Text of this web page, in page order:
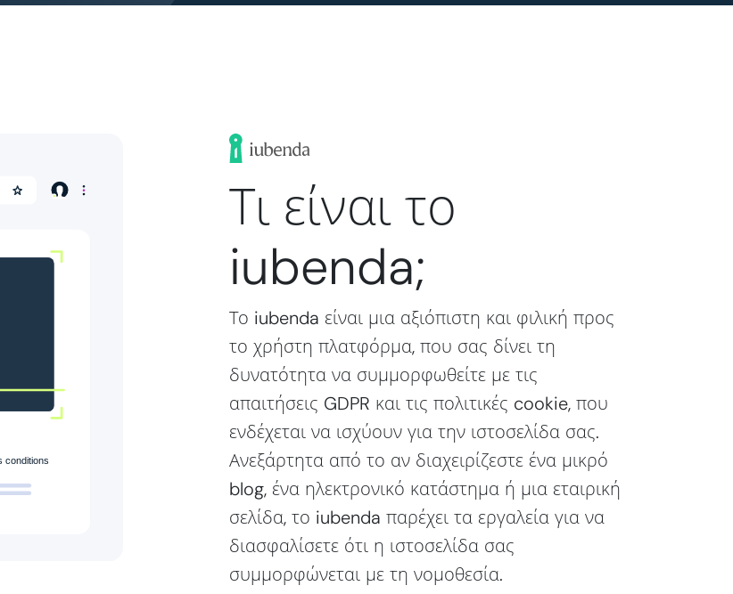
Τι είναι το
iubenda;
Το iubenda είναι μια αξιόπιστη και φιλική προς
το χρήστη πλατφόρμα, που σας δίνει τη
δυνατότητα να συμμορφωθείτε με τις
απαιτήσεις GDPR και τις πολιτικές cookie, που
ενδέχεται να ισχύουν για την ιστοσελίδα σας.
Ανεξάρτητα από το αν διαχειρίζεστε ένα μικρό
blog, ένα ηλεκτρονικό κατάστημα ή μια εταιρική
σελίδα, το iubenda παρέχει τα εργαλεία για να
διασφαλίσετε ότι η ιστοσελίδα σας
συμμορφώνεται με τη νομοθεσία.